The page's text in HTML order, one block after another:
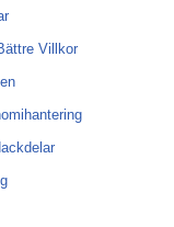
Villkor